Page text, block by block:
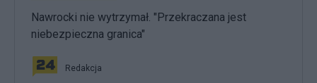
Nawrocki nie wytrzymał. "Przekraczana jest
niebezpieczna granica"
Redakcja